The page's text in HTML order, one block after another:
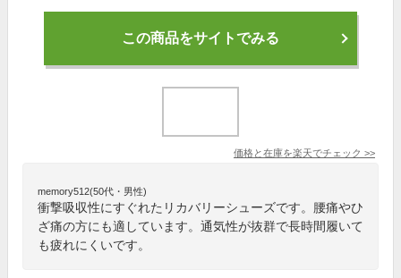
この商品をサイトでみる
価格と在庫を楽天でチェック >>
memory512(50代・男性)
衝撃吸収性にすぐれたリカバリーシューズです。腰痛やひ
ざ痛の方にも適しています。通気性が抜群で長時間履いて
も疲れにくいです。